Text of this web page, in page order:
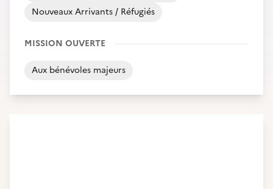
Nouveaux Arrivants / Réfugiés
MISSION OUVERTE
Aux bénévoles majeurs